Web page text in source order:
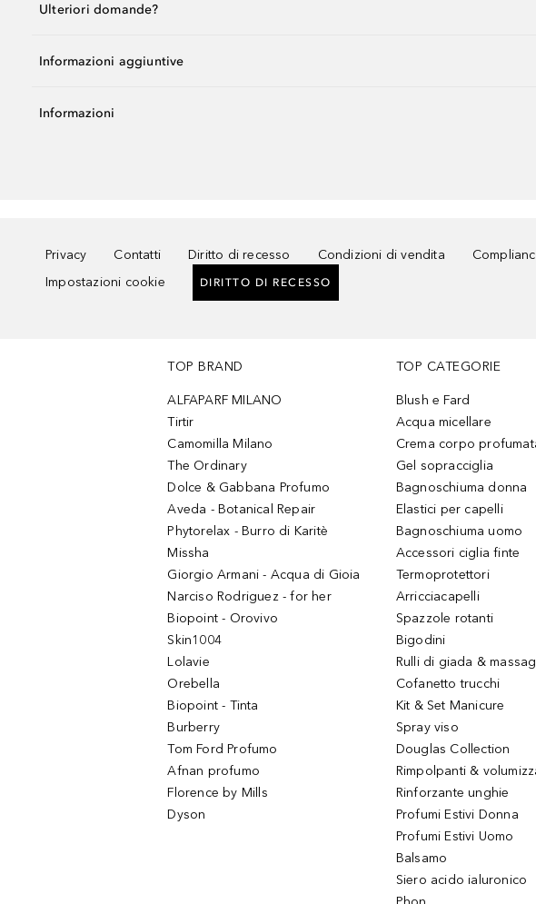
Ulteriori domande?
Informazioni aggiuntive
Informazioni
Privacy Contatti Diritto di recesso Condizioni di vendita
Impostazioni cookie
DIRITTO DI RECESSO
TOP BRAND
ALFAPARF MILANO
Tirtir
Camomilla Milano
The Ordinary
Dolce & Gabbana Profumo
Aveda - Botanical Repair
Phytorelax - Burro di Karitè
Missha
Giorgio Armani - Acqua di Gioia
Narciso Rodriguez - for her
Biopoint - Orovivo
Skin1004
Lolavie
Orebella
Biopoint - Tinta
Burberry
Tom Ford Profumo
Afnan profumo
Florence by Mills
Dyson
TOP CATEGORIE
Blush e Fard
Acqua micellare
Crema corpo
Gel sopracciglia
Bagnoschiuma donna
Elastici per capelli
Bagnoschiuma uomo
Accessori ciglia finte
Termoprotettori
Arricciacapelli
Spazzole rotanti
Bigodini
Rulli di giada &
Cofanetto trucchi
Kit & Set Manicure
Spray viso
Douglas Collection
Rimpolpanti &
Rinforzante unghie
Profumi Estivi Donna
Profumi Estivi Uomo
Balsamo
Siero acido ialuronico